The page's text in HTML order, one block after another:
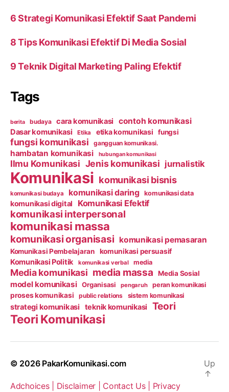
6 Strategi Komunikasi Efektif Saat Pandemi
8 Tips Komunikasi Efektif Di Media Sosial
9 Teknik Digital Marketing Paling Efektif
Tags
berita budaya cara komunikasi contoh komunikasi
Dasar komunikasi Etika etika komunikasi fungsi
fungsi komunikasi gangguan komunikasi.
hambatan komunikasi hubungan komunikasi
Ilmu Komunikasi Jenis komunikasi jurnalistik
Komunikasi komunikasi bisnis
komunikasi budaya komunikasi daring komunikasi data
komunikasi digital Komunikasi Efektif
komunikasi interpersonal
komunikasi massa
komunikasi organisasi komunikasi pemasaran
Komunikasi Pembelajaran komunikasi persuasif
Komunikasi Politik komunikasi verbal media
Media komunikasi media massa Media Sosial
model komunikasi Organisasi pengaruh peran komunikasi
proses komunikasi public relations sistem komunikasi
strategi komunikasi teknik komunikasi Teori
Teori Komunikasi
© 2026 PakarKomunikasi.com
Adchoices | Disclaimer | Contact Us | Privacy
Up
↑